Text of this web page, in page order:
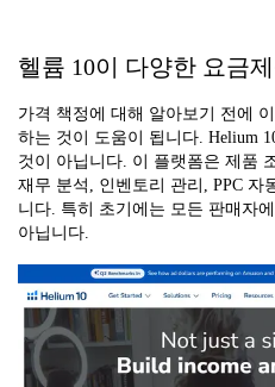
헬륨 10이 다양한 요금
가격 책정에 대해 알아보기 전에
하는 것이 도움이 됩니다. Helium
것이 아닙니다. 이 플랫폼은 제품
재무 분석, 인벤토리 관리, PPC 자
니다. 특히 초기에는 모든 판매자
아닙니다.